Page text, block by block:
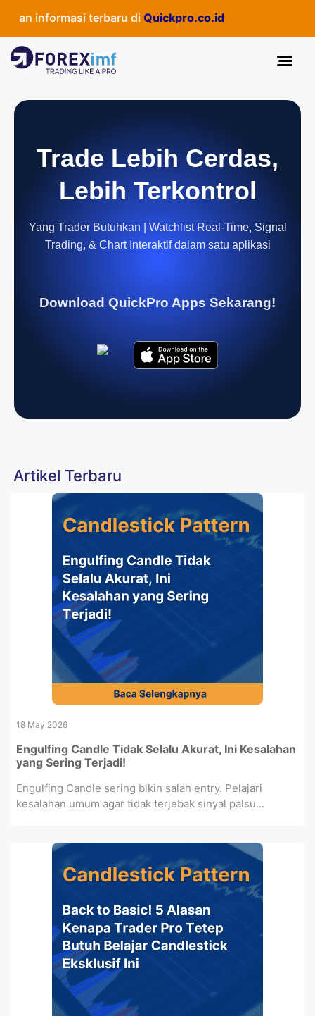
informasi terbaru diQuickpro.co.id
Trade Lebih Cerdas,
Lebih Terkontrol
Yang Trader Butuhkan | Watchlist Real-Time, Signal
Trading, & Chart Interaktif dalam satu aplikasi
Download QuickPro Apps Sekarang!
Artikel Terbaru
18 May 2026
Engulfing Candle Tidak Selalu Akurat, Ini Kesalahan
yang Sering Terjadi!
Engulfing Candle sering bikin salah entry. Pelajari
kesalahan umum agar tidak terjebak sinyal palsu...